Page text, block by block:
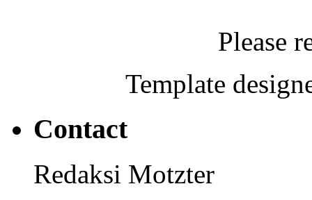
Please
Template
Contact
Redaksi Motzter